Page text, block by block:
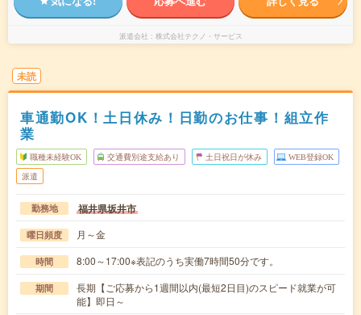
派遣会社 株式会社テクノ・サービス
未読
車通勤OK！土日休み！日勤のお仕事！組立作
業
職種未経験OK 交通費別途支給あり 土日祝日が休み WEB登録OK
派遣
勤務地 福井県坂井市
曜日頻度 月～金
時間 8:00～17:00※表記のうち実働7時間50分です。
期間
長期【ご応募から1週間以内(最短2日目)のスピード就業が可
能】即日～